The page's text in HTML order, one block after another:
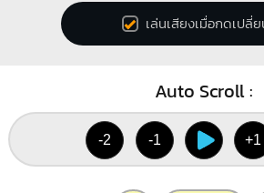
เล่นเสียงเมื่อกดเปลี่
Auto Scroll :
-2 -1 +1